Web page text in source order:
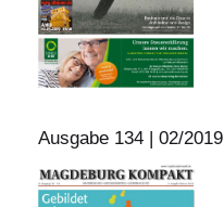
Ausgabe 134 | 02/2019